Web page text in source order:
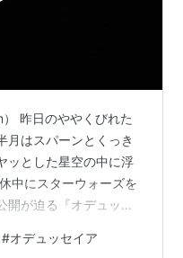
昨日のややくびれた
月はスパーンとくっき
ッとした星空の中に浮
中にスターウォーズを
開が迫る『オデュッセ
#オデュッセイア